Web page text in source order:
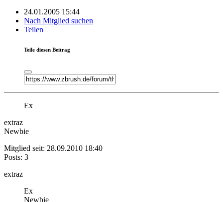
24.01.2005 15:44
Nach Mitglied suchen
Teilen
Teile diesen Beitrag
Ex
extraz
Newbie
Mitglied seit: 28.09.2010 18:40
Posts: 3
extraz
Ex
Newbie